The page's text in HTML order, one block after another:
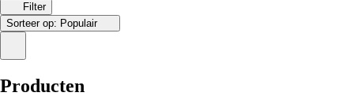
Filter
Sorteer op: Populair
Producten